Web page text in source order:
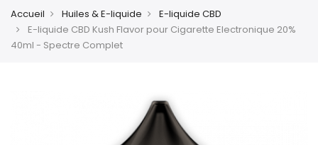
Accueil Huiles & E-liquide
E-liquide CBD
E-liquide CBD Kush Flavor pour Cigarette Electronique 20%
40ml - Spectre Complet